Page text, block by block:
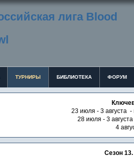
ТУРНИРЫ БИБЛИОТЕКА ФОРУМ
23 июля - 3 августа -
28 июля - 3
4
Сезон 13.